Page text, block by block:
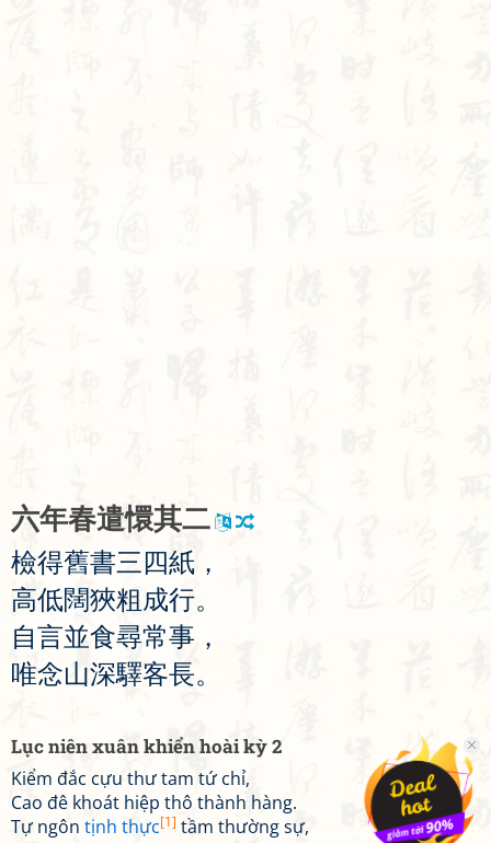
六年春遣懁其二
檢得舊書三 四紙 ，
高低闊狹粗成行。
自言並食尋常事 ，
唯念山深驛客長。
Lục niên xuân khiển hoài kỳ 2
Kiểm đắc cựu thư tam tứ chỉ,
Cao đê khoát hiệp thô thành hàng.
Tự ngôn tịnh thực[1] tầm thường sự,